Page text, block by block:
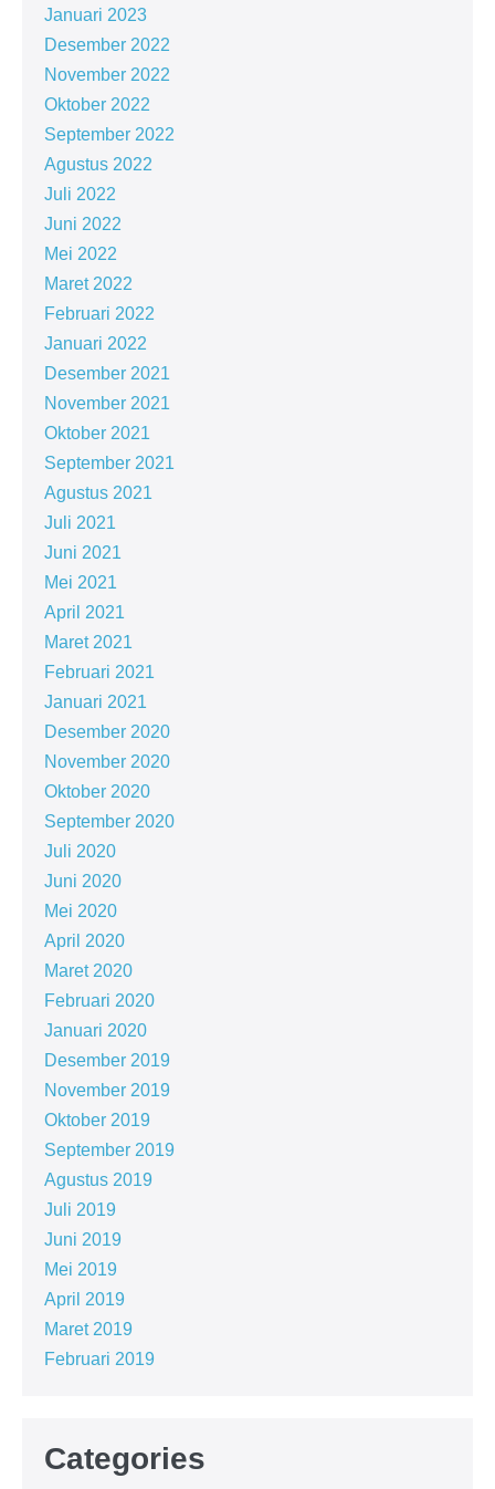
Januari 2023
Desember 2022
November 2022
Oktober 2022
September 2022
Agustus 2022
Juli 2022
Juni 2022
Mei 2022
Maret 2022
Februari 2022
Januari 2022
Desember 2021
November 2021
Oktober 2021
September 2021
Agustus 2021
Juli 2021
Juni 2021
Mei 2021
April 2021
Maret 2021
Februari 2021
Januari 2021
Desember 2020
November 2020
Oktober 2020
September 2020
Juli 2020
Juni 2020
Mei 2020
April 2020
Maret 2020
Februari 2020
Januari 2020
Desember 2019
November 2019
Oktober 2019
September 2019
Agustus 2019
Juli 2019
Juni 2019
Mei 2019
April 2019
Maret 2019
Februari 2019
Categories